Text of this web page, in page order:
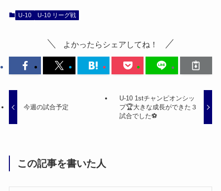
U-10 U-10 リーグ戦
よかったらシェアしてね！
今週の試合予定
U-10 1stチャンピオンシッ
プ🏆大きな成長ができた３
試合でした⚽️
この記事を書いた人